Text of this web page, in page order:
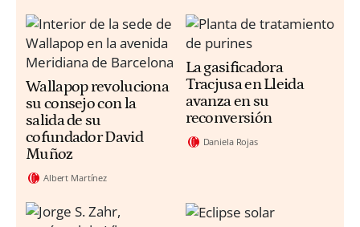
Wallapop revoluciona
su consejo con la
salida de su
cofundador David
Muñoz
Albert Martínez
La gasificadora
Tracjusa en Lleida
avanza en su
reconversión
Daniela Rojas